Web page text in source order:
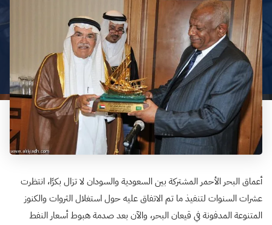
أعماق البحر الأحمر المشتركة بين السعودية والسودان لا تزال بكرًا، انتظرت
عشرات السنوات لتنفيذ ما تم الاتفاق عليه حول استغلال الثروات والكنوز
المتنوعة المدفونة في قيعان البحر، والآن بعد صدمة هبوط أسعار النفط